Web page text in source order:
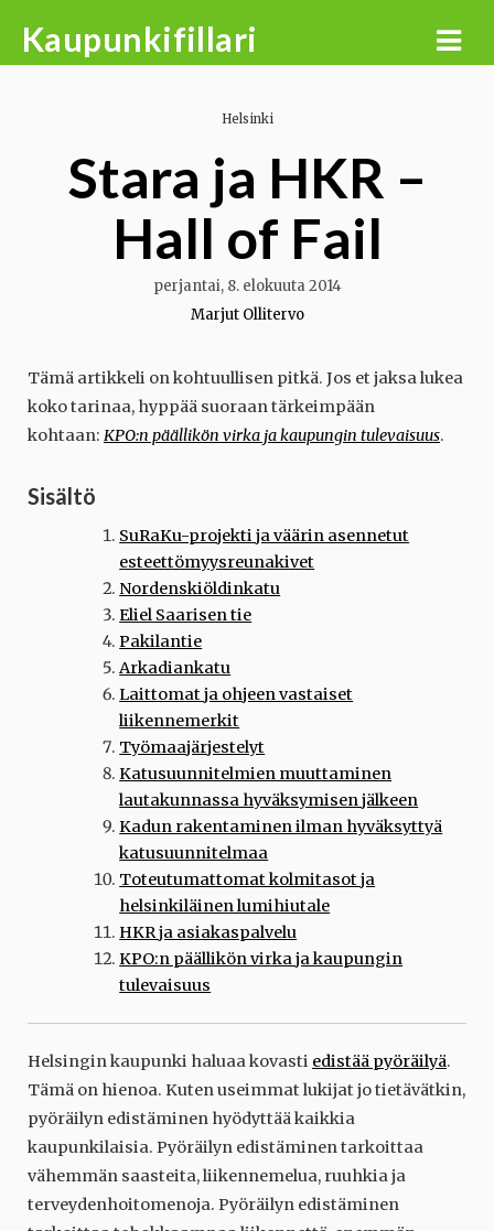
Kaupunkifillari
Helsinki
Stara ja HKR –
Hall of Fail
perjantai, 8. elokuuta 2014
Marjut Ollitervo
Tämä artikkeli on kohtuullisen pitkä. Jos et jaksa lukea
koko tarinaa, hyppää suoraan tärkeimpään
kohtaan: KPO:n päällikön virka ja kaupungin tulevaisuus.
Sisältö
SuRaKu-projekti ja väärin asennetut
esteettömyysreunakivet
Nordenskiöldinkatu
Eliel Saarisen tie
Pakilantie
Arkadiankatu
Laittomat ja ohjeen vastaiset
liikennemerkit
Työmaajärjestelyt
Katusuunnitelmien muuttaminen
lautakunnassa hyväksymisen jälkeen
Kadun rakentaminen ilman hyväksyttyä
katusuunnitelmaa
Toteutumattomat kolmitasot ja
helsinkiläinen lumihiutale
HKR ja asiakaspalvelu
KPO:n päällikön virka ja kaupungin
tulevaisuus
Helsingin kaupunki haluaa kovasti edistää pyöräilyä.
Tämä on hienoa. Kuten useimmat lukijat jo tietävätkin,
pyöräilyn edistäminen hyödyttää kaikkia
kaupunkilaisia. Pyöräilyn edistäminen tarkoittaa
vähemmän saasteita, liikennemelua, ruuhkia ja
terveydenhoitomenoja. Pyöräilyn edistäminen